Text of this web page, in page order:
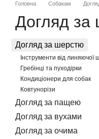
Головна Собакам
Догляд за
Догляд за шерстю
Інструменти від линяючої
Гребінці та пуходірки
Кондиціонери для собак
Ковтунорізи
Догляд за пащею
Догляд за вухами
Догляд за очима